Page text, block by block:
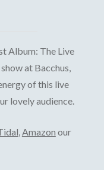
Album: The Live
at Bacchus,
of this live
lovely audience.
,Amazon our